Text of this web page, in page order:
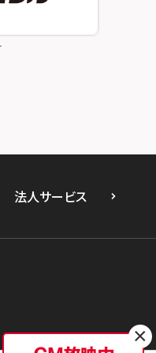
法人サービス
×